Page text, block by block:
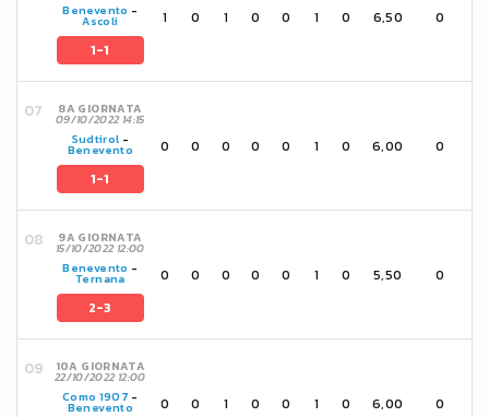
Benevento -
Ascoli
1-1
1 0 1 0 0 1 0 6,50 0
8A GIORNATA
09/10/2022 14:15
Sudtirol -
Benevento
1-1
0 0 0 0 0 1 0 6,00 0
9A GIORNATA
15/10/2022 12:00
Benevento -
Ternana
2-3
0 0 0 0 0 1 0 5,50 0
10A GIORNATA
22/10/2022 12:00
Como 1907 -
Benevento 0 0 1 0 0 1 0 6,00 0